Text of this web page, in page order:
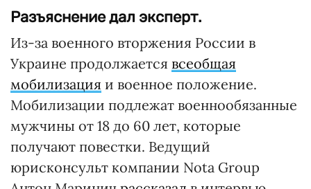
Разъяснение дал эксперт.
Из-за военного вторжения России в
Украине продолжается всеобщая
мобилизация и военное положение.
Мобилизации подлежат военнообязанные
мужчины от 18 до 60 лет, которые
получают повестки. Ведущий
юрисконсульт компании Nota Group